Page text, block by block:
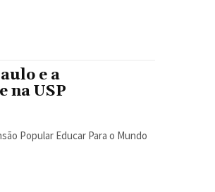
e a
na USP